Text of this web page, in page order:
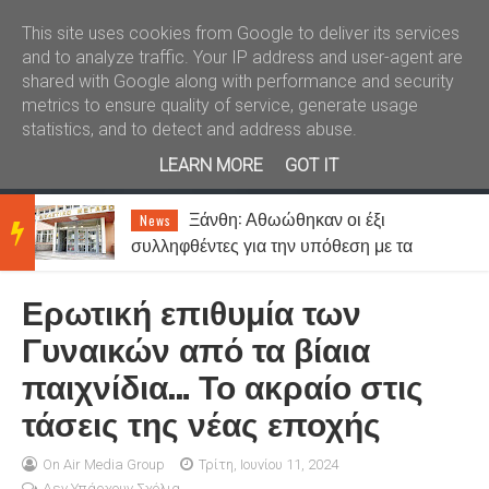
Καλώς ήλθατε Kral News
BRE
AKIN
NEW
Lifestyle
Απιστία: Πόσο συχνά συμβαίνει
και ποιοι το παραδέχονται πιο εύκολα;
Ερωτική επιθυμία των
Γυναικών από τα βίαια
παιχνίδια… Το ακραίο στις
τάσεις της νέας εποχής
On Air Media Group
Τρίτη, Ιουνίου 11, 2024
This site uses cookies from Google to deliver its services
and to analyze traffic. Your IP address and user-agent are
shared with Google along with performance and security
metrics to ensure quality of service, generate usage
statistics, and to detect and address abuse.
LEARN MORE
GOT IT